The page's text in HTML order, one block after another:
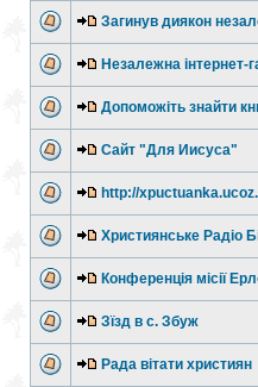
Загинув диякон
Незалежна інтернет-
Допоможіть знайти
Сайт "Для Иисуса"
http://
Християнське Радіо
Конференція місії
Зїзд в с. Збуж
Рада вітати християн